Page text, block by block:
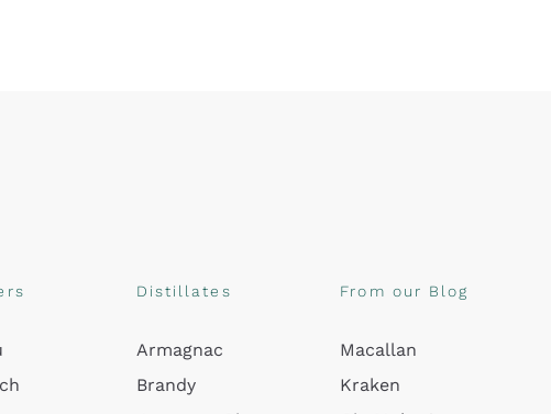
Distillates
Armagnac
Brandy
From our Blog
Macallan
Kraken